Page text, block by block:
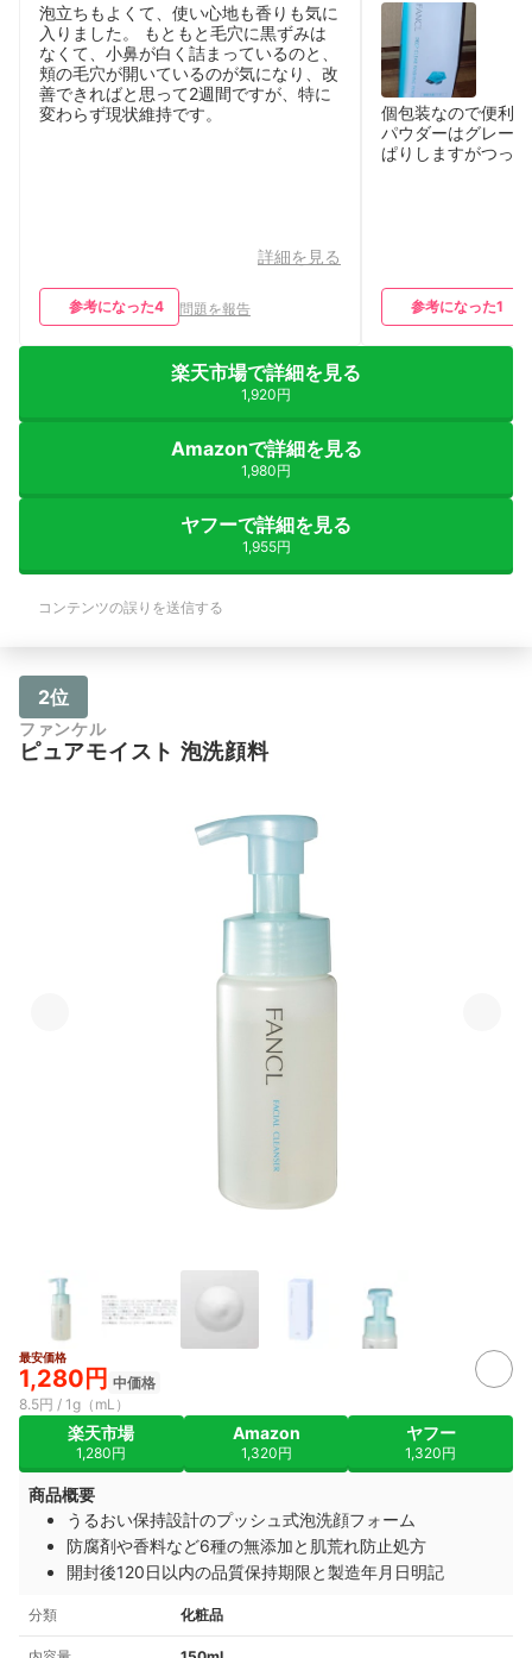
泡立ちもよくて、使い心地も香りも気に
入りました。 もともと毛穴に黒ずみは
なくて、小鼻が白く詰まっているのと、
頬の毛穴が開いているのが気になり、改
善できればと思って2週間ですが、特に
変わらず現状維持です。
詳細を見る
参考になった4 問題を報告
個包装なので便利
パウダーはグレー
ぱりしますがつっ
参考になった1
楽天市場で詳細を見る
1,920円
Amazonで詳細を見る
1,980円
ヤフーで詳細を見る
1,955円
コンテンツの誤りを送信する
2位
ファンケル
ピュアモイスト 泡洗顔料
最安価格
1,280円 中価格
8.5円 / 1g（mL）
楽天市場
1,280円
Amazon
1,320円
ヤフー
1,320円
商品概要
うるおい保持設計のプッシュ式泡洗顔フォーム
防腐剤や香料など6種の無添加と肌荒れ防止処方
開封後120日以内の品質保持期限と製造年月日明記
分類 化粧品